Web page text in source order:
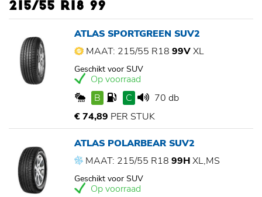
215/55 R18 99
ATLAS SPORTGREEN SUV2
MAAT: 215/55 R18 99VXL
Geschikt voor SUV
Op voorraad
B
C
70 db
€ 74,89 PER STUK
ATLAS POLARBEAR SUV2
MAAT: 215/55 R18 99HXL,MS
Geschikt voor SUV
Op voorraad